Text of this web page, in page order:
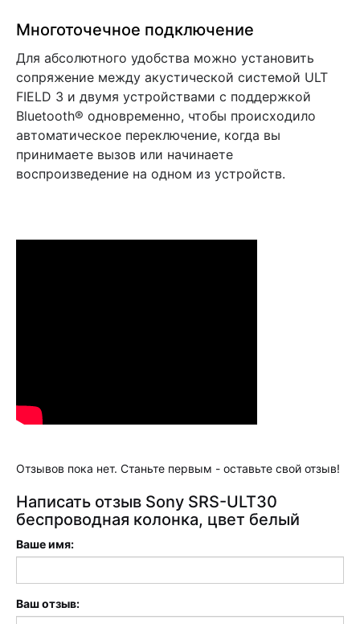
Многоточечное подключение
Для абсолютного удобства можно установить
сопряжение между акустической системой ULT
FIELD 3 и двумя устройствами с поддержкой
Bluetooth® одновременно, чтобы происходило
автоматическое переключение, когда вы
принимаете вызов или начинаете
воспроизведение на одном из устройств.
Отзывов пока нет. Станьте первым - оставьте свой отзыв!
Написать отзыв Sony SRS-ULT30
беспроводная колонка, цвет белый
Ваше имя:
Ваш отзыв: